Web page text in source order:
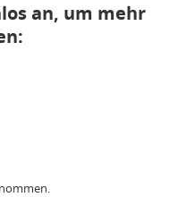
an, um mehr